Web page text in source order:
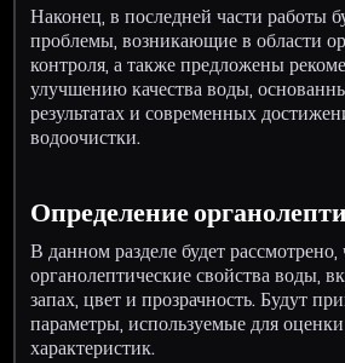
Наконец, в последней части работы
проблемы, возникающие в области
контроля, а также предложены
улучшению качества воды,
результатах и современных
водоочистки.
Определение
В данном разделе будет рассмотрено,
органолептические свойства воды,
запах, цвет и прозрачность. Будут
параметры, используемые для
характеристик.